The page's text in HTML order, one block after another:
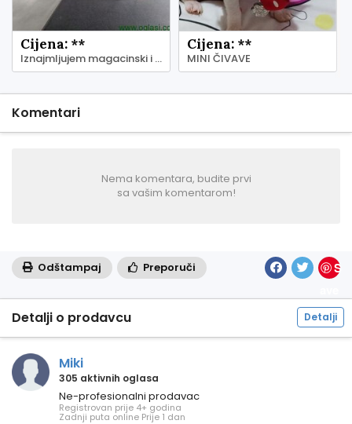
Cijena: **
Iznajmljujem magacinski i kancelarijski prostor - Zemun
Cijena: **
MINI ČIVAVE
Komentari
Nema komentara, budite prvi
sa vašim komentarom!
Odštampaj Preporuči
S
Detalji o prodavcu Detalji
Miki
305 aktivnih oglasa
Ne-profesionalni prodavac
Registrovan prije 4+ godina
Zadnji puta online Prije 1 dan